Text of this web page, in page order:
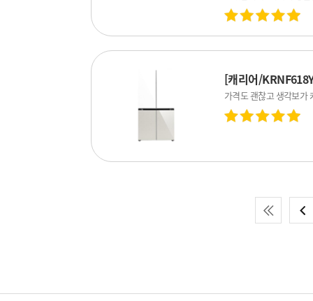
규정이라 그런가봐요.
쓰면 1만원 상품권 준다
도록 되어있어요. 다 찍
국 돈은 돈대로 시간은
니다.
[캐리어/
냉장고 618L
가격도 괜찮고 생각보가